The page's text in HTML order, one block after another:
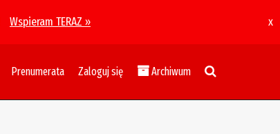
Wspieram TERAZ » x
Prenumerata Zaloguj się Archiwum